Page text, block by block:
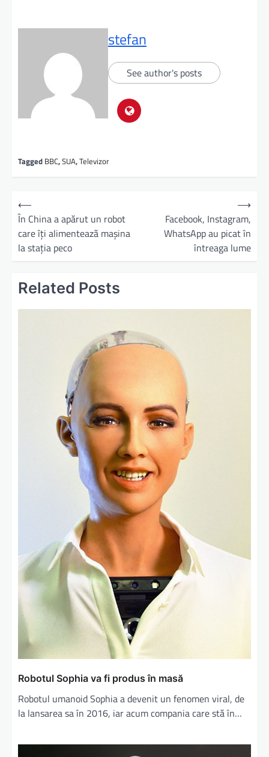
stefan
See author's posts
Tagged BBC,SUA,Televizor
⟵
În China a apărut un robot
care îţi alimentează maşina
la staţia peco
Facebook, Instagram,
WhatsApp au picat în
întreaga lume
⟶
Related Posts
Robotul Sophia va fi produs în masă
Robotul umanoid Sophia a devenit un fenomen viral, de
la lansarea sa în 2016, iar acum compania care stă în…